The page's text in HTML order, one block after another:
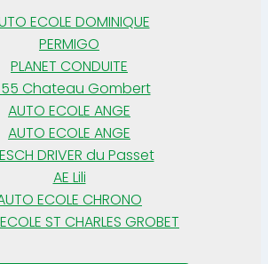
ECOLE DOMINIQUE
PERMIGO
PLANET CONDUITE
Chateau Gombert
AUTO ECOLE ANGE
AUTO ECOLE ANGE
DRIVER du Passet
AE Lili
ECOLE CHRONO
ST CHARLES GROBET